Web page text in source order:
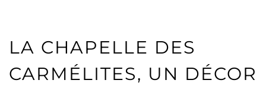
LA CHAPELLE DES
CARMÉLITES, UN DÉCOR